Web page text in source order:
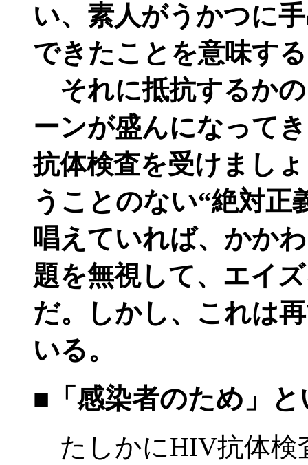
い、素人がうかつに
できたことを意味す
それに抵抗するか
ーンが盛んになって
抗体検査を受けまし
うことのない“絶対正
唱えていれば、かか
題を無視して、エイ
だ。しかし、これは
いる。
■「感染者のため」と
たしかにHIV抗体検